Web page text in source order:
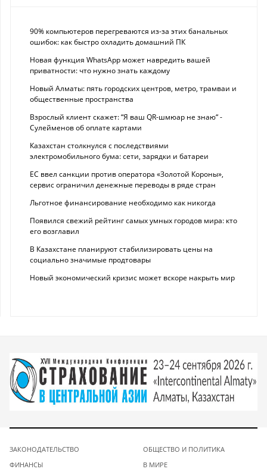
90% компьютеров перегреваются из-за этих банальных
ошибок: как быстро охладить домашний ПК
Новая функция WhatsApp может навредить вашей
приватности: что нужно знать каждому
Новый Алматы: пять городских центров, метро, трамваи и
общественные пространства
Взрослый клиент скажет: “Я ваш QR-шмюар не знаю“ -
Сулейменов об оплате картами
Казахстан столкнулся с последствиями
электромобильного бума: сети, зарядки и батареи
ЕС ввел санкции против оператора «Золотой Короны»,
сервис ограничил денежные переводы в ряде стран
Льготное финансирование необходимо как никогда
Появился свежий рейтинг самых умных городов мира: кто
его возглавил
В Казахстане планируют стабилизировать цены на
социально значимые продтовары
Новый экономический кризис может вскоре накрыть мир
ЗАКОНОДАТЕЛЬСТВО
ФИНАНСЫ
ОБЩЕСТВО И ПОЛИТИКА
В МИРЕ